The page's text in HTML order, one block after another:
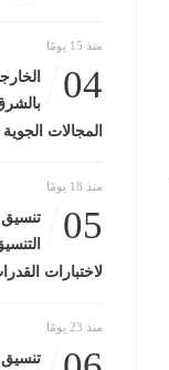
منذ 15 يومًا
04
المجالات الجوية
منذ 18 يومًا
05
لاختبارات
منذ 23 يومًا